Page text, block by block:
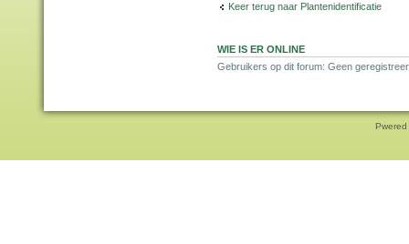
Keer terug naar Plantenidentificatie
WIE IS ER ONLINE
Gebruikers op dit forum: Geen